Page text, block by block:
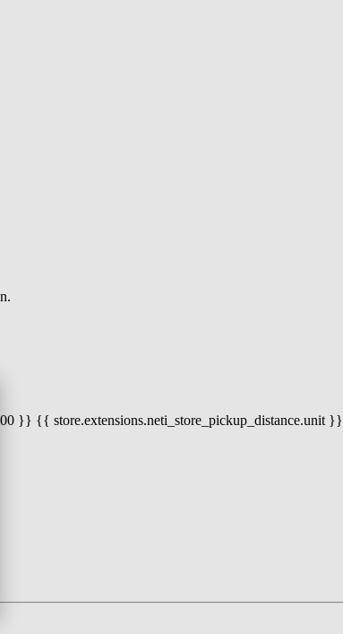
}} {{ store.extensions.neti_store_pickup_distance.unit }}